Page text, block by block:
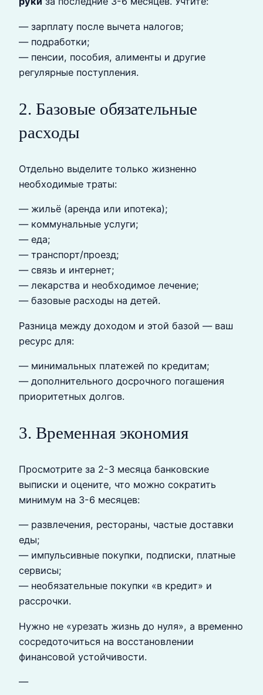
— зарплату после вычета налогов;
— подработки;
— пенсии, пособия, алименты и другие
регулярные поступления.
2. Базовые обязательные
расходы
Отдельно выделите только жизненно
необходимые траты:
— жильё (аренда или ипотека);
— коммунальные услуги;
— еда;
— транспорт/проезд;
— связь и интернет;
— лекарства и необходимое лечение;
— базовые расходы на детей.
Разница между доходом и этой базой — ваш
ресурс для:
— минимальных платежей по кредитам;
— дополнительного досрочного погашения
приоритетных долгов.
3. Временная экономия
Просмотрите за 2-3 месяца банковские
выписки и оцените, что можно сократить
минимум на 3-6 месяцев:
— развлечения, рестораны, частые доставки
еды;
— импульсивные покупки, подписки, платные
сервисы;
— необязательные покупки «в кредит» и
рассрочки.
Нужно не «урезать жизнь до нуля», а временно
сосредоточиться на восстановлении
финансовой устойчивости.
—